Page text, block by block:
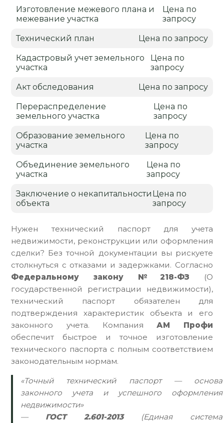
Нужен технический паспорт для учета
недвижимости, реконструкции или оформления
сделки? Без точной документации вы рискуете
столкнуться с отказами и задержками. Согласно
Федеральному закону №218-ФЗ (О
государственной регистрации недвижимости),
технический паспорт обязателен для
подтверждения характеристик объекта и его
законного учета. КомпанияАМ Профи
обеспечит быстрое и точное изготовление
технического паспорта с полным соответствием
законодательным нормам.
«Точный технический паспорт — основа
законного учета и успешного оформления
недвижимости»
— ГОСТ 2.601-2013(Единая система
Изготовление межевого плана и
межевание участка
Цена по
запросу
Технический план Цена по запросу
Кадастровый учет земельного
участка
Цена по
запросу
Акт обследования Цена по запросу
Перераспределение
земельного участка
Цена по
запросу
Образование земельного
участка
Цена по
запросу
Объединение земельного
участка
Цена по
запросу
Заключение о некапитальности
объекта
Цена по
запросу